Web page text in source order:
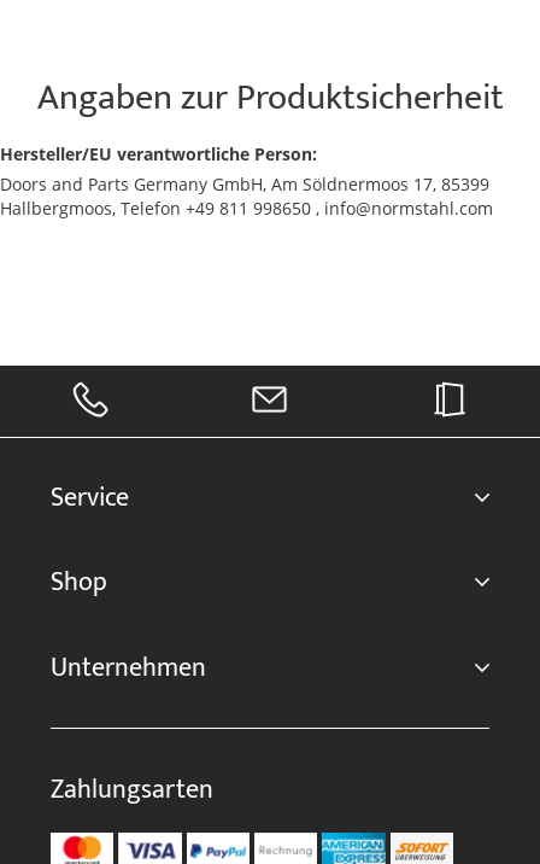
Angaben zur Produktsicherheit
Hersteller/EU verantwortliche Person:
Doors and Parts Germany GmbH, Am Söldnermoos 17, 85399
Hallbergmoos, Telefon +49 811 998650 , info@normstahl.com
Service
Shop
Unternehmen
Zahlungsarten